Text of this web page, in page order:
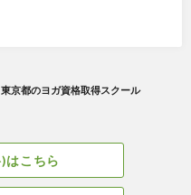
東京都のヨガ資格取得スクール
はこちら